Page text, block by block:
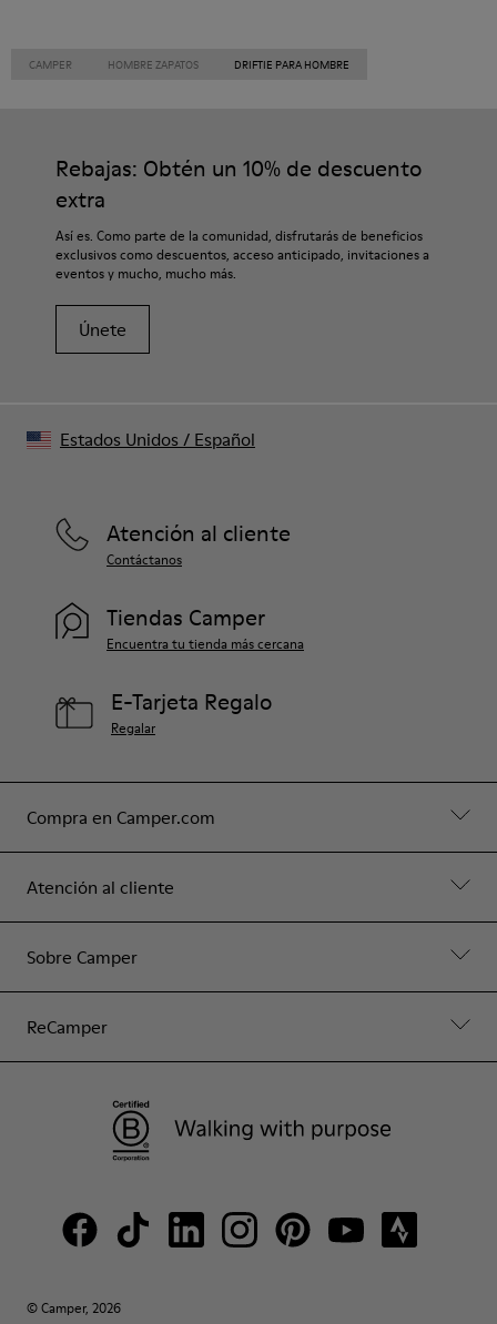
CAMPER HOMBRE ZAPATOS DRIFTIE PARA HOMBRE
Rebajas: Obtén un 10% de descuento
extra
Así es. Como parte de la comunidad, disfrutarás de beneficios
exclusivos como descuentos, acceso anticipado, invitaciones a
eventos y mucho, mucho más.
Únete
Compra en Camper.com
Atención al cliente
Sobre Camper
ReCamper
Atención al cliente
Contáctanos
Tiendas Camper
Encuentra tu tienda más cercana
E-Tarjeta Regalo
Regalar
© Camper, 2026
Estados Unidos / Español